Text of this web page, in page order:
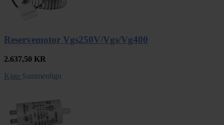
Reservemotor Vgs250V/Vgs/Vg400
2.637,50 KR
Kjøp Sammenlign